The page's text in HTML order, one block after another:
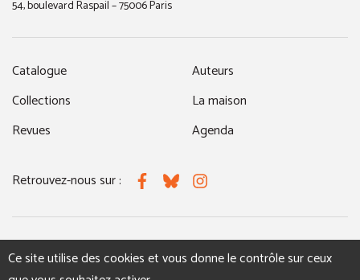
54, boulevard Raspail – 75006 Paris
Catalogue
Collections
Revues
Auteurs
La maison
Agenda
Retrouvez-nous sur : FacebookBlueskyInstagram
Ce site utilise des cookies et vous donne le contrôle sur ceux